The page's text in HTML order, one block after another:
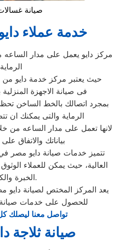
صيانة
خدمة عملاء
مركز دايو يعمل على مدار
الرماية
حيث يعتبر مركز خدمة دايو
فى صيانة الاجهزة
بمجرد اتصالك بالخط الساخن
الرماية والتى يمكنك ان
لانها تعمل على مدار الساعه من
بياناتك والاتفاق
تتميز خدمات صيانة دايو مصر
العالية، حيث يمكن للعملاء
الخبرة والكفاءة.
للحصول على خدمات صيانة
تواصل معنا ليصلك
صيانة ثلاجة